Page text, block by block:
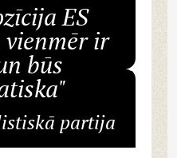
ES
ir
būs
partija